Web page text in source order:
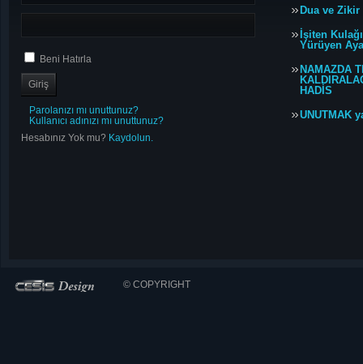
Beni Hatırla
Parolanızı mı unuttunuz?
Kullanıcı adınızı mı unuttunuz?
Hesabınız Yok mu? Kaydolun.
Dua ve
İşiten
Yürüyen
NAMAZDA
HADİS
UNUTMAK
© COPYRIGHT